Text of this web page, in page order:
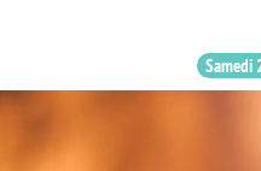
Samedi